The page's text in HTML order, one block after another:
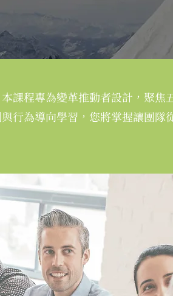
課程專為變革推動者設計，聚焦
行為導向學習，您將掌握讓團隊